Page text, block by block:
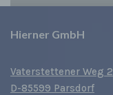
Hierner GmbH
Vaterstettener Weg 2
D-85599 Parsdorf